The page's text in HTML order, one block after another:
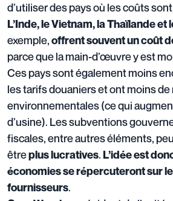
d’utiliser des pays où les coûts
L’Inde, le Vietnam, la Thaïlande et
exemple,offrent souvent un coût
parce que la main-d’œuvre y est
Ces pays sont également moins
les tarifs douaniers et ont moins
environnementales (ce qui
d’usine). Les subventions
fiscales, entre autres éléments,
êtreplus lucratives.L’idée est
économies se répercuteront sur
fournisseurs.